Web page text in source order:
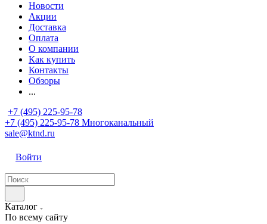
Новости
Акции
Доставка
Оплата
О компании
Как купить
Контакты
Обзоры
...
+7 (495) 225-95-78
+7 (495) 225-95-78 Многоканальный
sale@ktnd.ru
Войти
Каталог
По всему сайту